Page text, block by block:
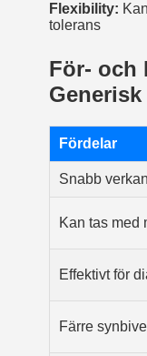
Flexibility:
tolerans
För- och
Generisk
Fördelar
Snabb
Kan tas med
Effektivt för
Färre